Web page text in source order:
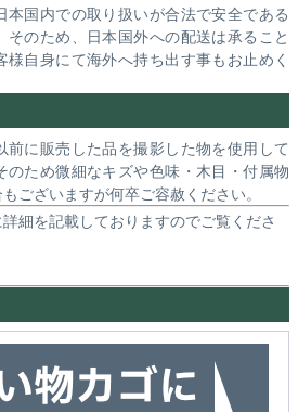
本国内での取り扱いが合法で安全である
のため、日本国外への配送は承ること
自身にて海外へ持ち出す事もお止めく
に販売した品を撮影した物を使用して
のため微細なキズや色味・木目・付属物
ございますが何卒ご容赦ください。
細を記載しておりますのでご覧くださ